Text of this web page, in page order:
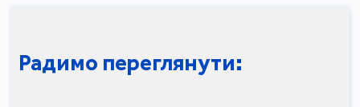
Радимо переглянути: